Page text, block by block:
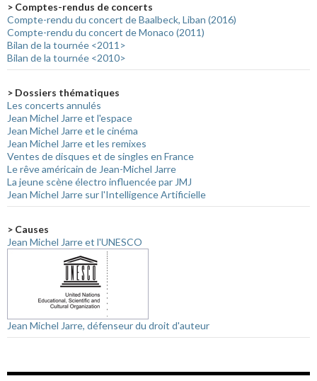
> Comptes-rendus de concerts
Compte-rendu du concert de Baalbeck, Liban (2016)
Compte-rendu du concert de Monaco (2011)
Bilan de la tournée <2011>
Bilan de la tournée <2010>
> Dossiers thématiques
Les concerts annulés
Jean Michel Jarre et l'espace
Jean Michel Jarre et le cinéma
Jean Michel Jarre et les remixes
Ventes de disques et de singles en France
Le rêve américain de Jean-Michel Jarre
La jeune scène électro influencée par JMJ
Jean Michel Jarre sur l'Intelligence Artificielle
> Causes
Jean Michel Jarre et l'UNESCO
Jean Michel Jarre, défenseur du droit d'auteur